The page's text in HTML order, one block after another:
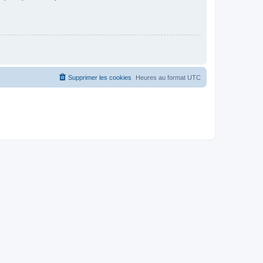
Heures au format UTC
Supprimer les cookies